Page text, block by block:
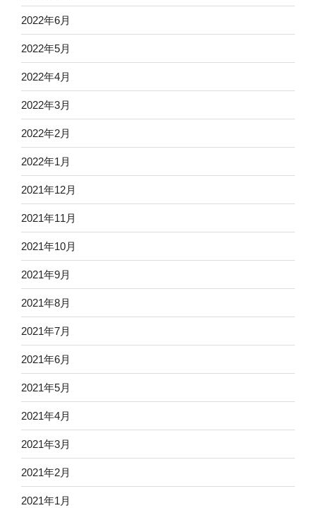
2022年6月
2022年5月
2022年4月
2022年3月
2022年2月
2022年1月
2021年12月
2021年11月
2021年10月
2021年9月
2021年8月
2021年7月
2021年6月
2021年5月
2021年4月
2021年3月
2021年2月
2021年1月